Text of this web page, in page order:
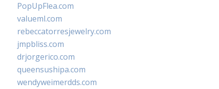
PopUpFlea.com
valueml.com
rebeccatorresjewelry.com
jmpbliss.com
drjorgerico.com
queensushipa.com
wendyweimerdds.com